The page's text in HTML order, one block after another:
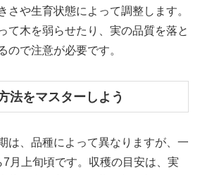
さや生育状態によって調整します。
て木を弱らせたり、実の品質を落と
ので注意が必要です。
法をマスターしよう
は、品種によって異なりますが、一
月上旬頃です。収穫の目安は、実